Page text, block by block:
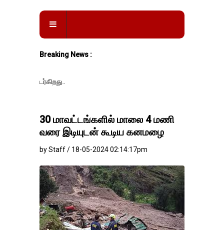
Breaking News :
30 மாவட்டங்களில் மாலை 4 மணி
வரை இடியுடன் கூடிய கனமழை
by Staff / 18-05-2024 02:14:17pm